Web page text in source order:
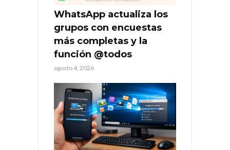
WhatsApp actualiza los
grupos con encuestas
más completas y la
función @todos
agosto 4, 2026